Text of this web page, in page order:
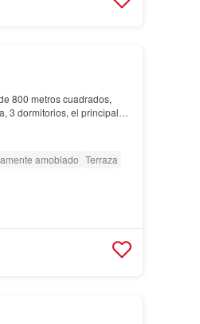
800 metros cuadrados,
3 dormitorios, el principal
amoblado Terraza